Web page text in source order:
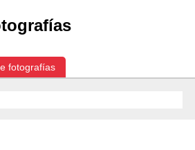
fotografías